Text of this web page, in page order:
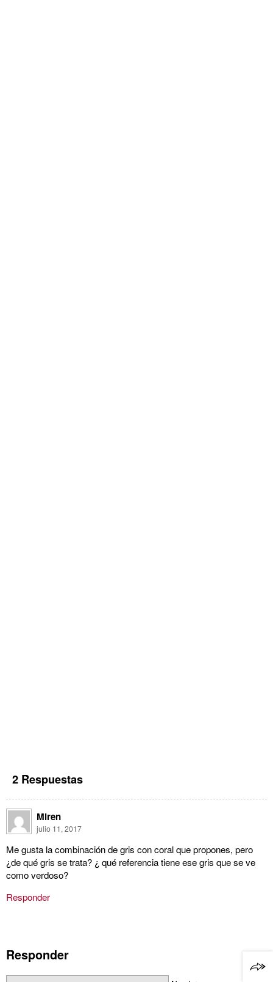
2 Respuestas
Miren
julio 11, 2017
Me gusta la combinación de gris con coral que propones, pero
¿de qué gris se trata? ¿ qué referencia tiene ese gris que se ve
como verdoso?
Responder
Responder